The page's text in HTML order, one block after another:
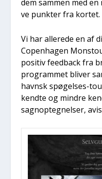
dem sam­men med
ve punk­ter fra kor­tet.
Vi har alle­re­de en af
Copen­ha­gen
posi­tiv feed­ba­ck fra
pro­gram­met bli­ver
havnsk spø­gel­ses-
kend­te og min­dre
sag­nop­teg­nel­ser,